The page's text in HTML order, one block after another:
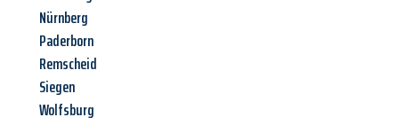
Nürnberg
Paderborn
Remscheid
Siegen
Wolfsburg